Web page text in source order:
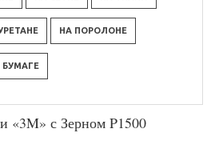
НА ПОРОЛОНЕ
«3M» с Зерном P1500